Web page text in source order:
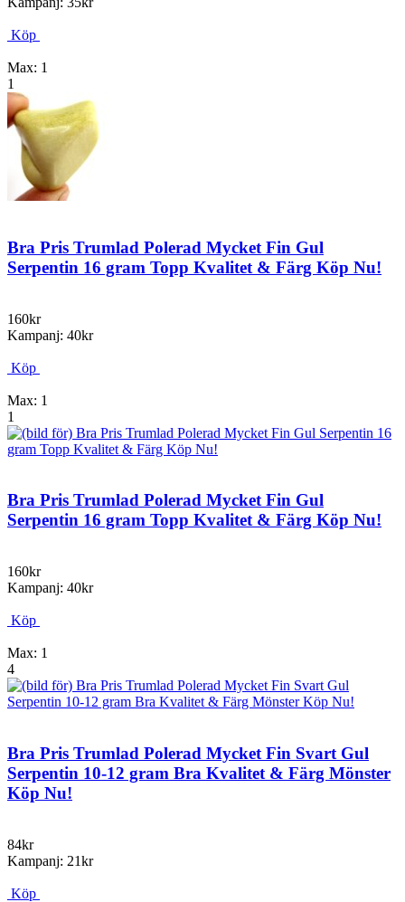
Köp
Max: 1
1
Bra Pris Trumlad Polerad Mycket Fin Gul
Serpentin 16 gram Topp Kvalitet & Färg Köp Nu!
160kr
Kampanj: 40kr
Köp
Max: 1
1
Bra Pris Trumlad Polerad Mycket Fin Gul
Serpentin 16 gram Topp Kvalitet & Färg Köp Nu!
160kr
Kampanj: 40kr
Köp
Max: 1
4
Bra Pris Trumlad Polerad Mycket Fin Svart Gul
Serpentin 10-12 gram Bra Kvalitet & Färg Mönster
Köp Nu!
84kr
Kampanj: 21kr
Köp